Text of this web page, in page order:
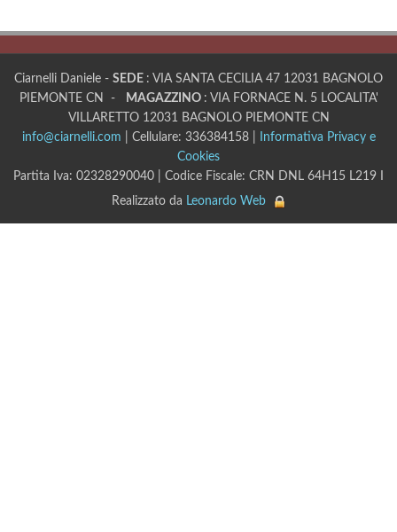
Ciarnelli Daniele - SEDE : VIA SANTA CECILIA 47 12031 BAGNOLO
PIEMONTE CN -
MAGAZZINO : VIA FORNACE N. 5 LOCALITA'
VILLARETTO 12031 BAGNOLO PIEMONTE CN
info@ciarnelli.com | Cellulare: 336384158 |
Informativa Privacy e
Cookies
Partita Iva: 02328290040 | Codice Fiscale: CRN DNL 64H15 L219 I
Realizzato da Leonardo Web